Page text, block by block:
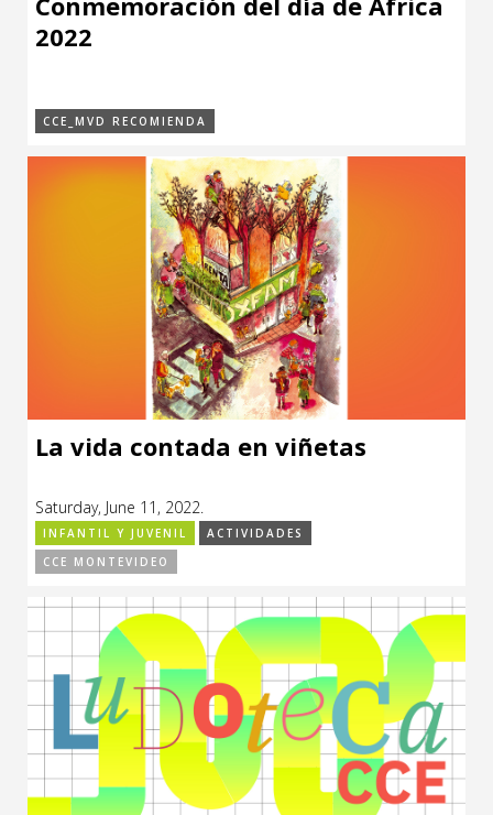
2022
CCE_MVD RECOMIENDA
La vida contada en viñetas
Saturday, June 11, 2022.
INFANTIL Y JUVENIL
ACTIVIDADES
CCE MONTEVIDEO